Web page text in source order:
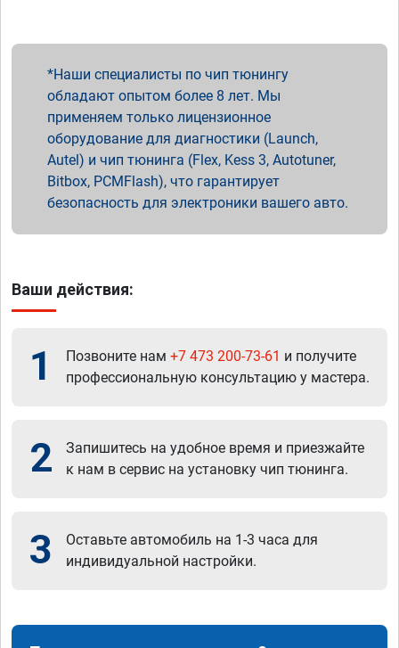
Наши специалисты по чип тюнингу
обладают опытом более 8 лет. Мы
применяем только лицензионное
оборудование для диагностики (Launch,
Autel) и чип тюнинга (Flex, Kess 3, Autotuner,
Bitbox, PCMFlash), что гарантирует
безопасность для электроники вашего авто.
Ваши действия:
1 Позвоните нам +7 473 200-73-61 и получите
профессиональную консультацию у мастера.
2
Запишитесь на удобное время и приезжайте
к нам в сервис на установку чип тюнинга.
3
Оставьте автомобиль на 1-3 часа для
индивидуальной настройки.